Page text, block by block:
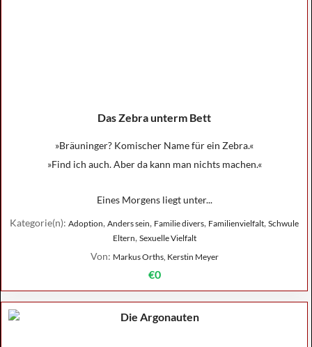
Das Zebra unterm Bett
»Bräuninger? Komischer Name für ein Zebra.«
»Find ich auch. Aber da kann man nichts machen.«
Eines Morgens liegt unter...
Kategorie(n): Adoption, Anders sein, Familie divers, Familienvielfalt, Schwule
Eltern, Sexuelle Vielfalt
Von: Markus Orths, Kerstin Meyer
€0